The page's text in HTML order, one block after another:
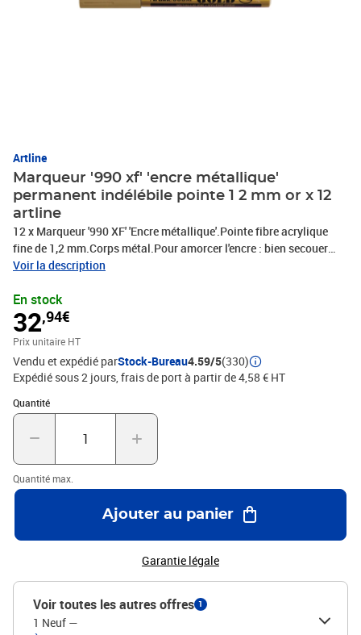
Artline
Marqueur '990 xf' 'encre métallique'
permanent indélébile pointe 1 2 mm or x 12
artline
12 x Marqueur '990 XF' 'Encre métallique'.Pointe fibre acrylique
fine de 1,2 mm.Corps métal.Pour amorcer l'encre : bien secouer
avant usage & appuyer plusieurs fois sur la pointe.Encre
lumière.Encre inodore et sans xylène.Encre RoHs.Qualification
partenaire.Environnement durable., PHOTOS NON
CONTRACTUELLES
Voir la description
En stock
32,94€
Prix unitaire HT
Vendu et expédié parStock-Bureau4.59/5(330)
Expédié sous 2 jours, frais de port à partir de 4,58 € HT
Quantité
Quantité : 1
Quantité max.
Ajouter au panier
Garantie légale
Voir toutes les autres offres 1
1 Neuf —